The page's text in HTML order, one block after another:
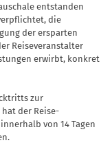
entstanden
die
der ersparten
Rei­severanstalter
erwirbt, konkret
zur
hat der Reise­
von 14 Tagen